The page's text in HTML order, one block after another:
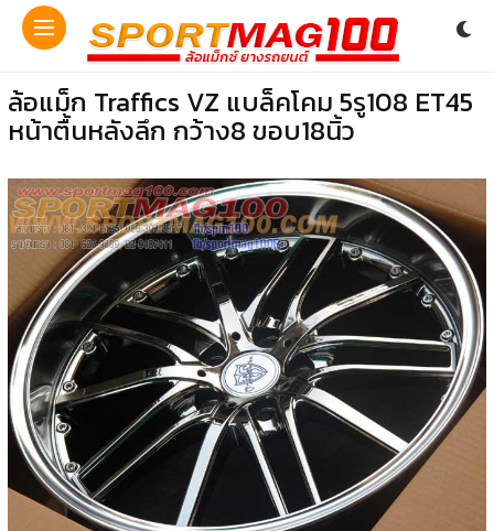
ล้อแม็ก Traffics VZ แบล็คโคม 5รู108 ET45
หน้าตื้นหลังลึก กว้าง8 ขอบ18นิ้ว